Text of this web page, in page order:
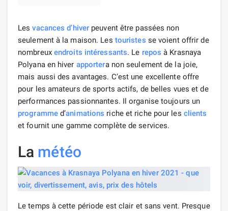
Lesvacances d’hiver peuvent être passées non
seulement à la maison. Les touristes se voient offrir de
nombreux endroits intéressants. Le repos à Krasnaya
Polyana en hiver apportera non seulement de la joie,
mais aussi des avantages. C’est une excellente offre
pour les amateurs de sports actifs, de belles vues et de
performances passionnantes. Il organise toujours un
programmed’animations riche et riche pour les clients
et fournit une gamme complète de services.
La météo
Le temps à cette période est clair et sans vent. Presque